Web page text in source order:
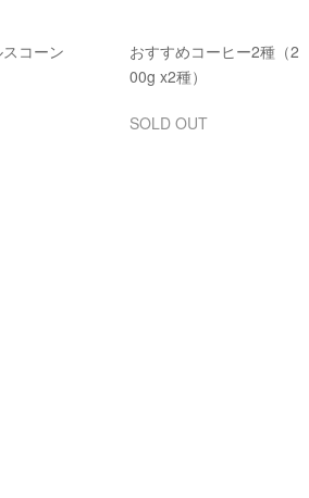
コーン
おすすめコーヒー2種（2
00g x2種）
SOLD OUT